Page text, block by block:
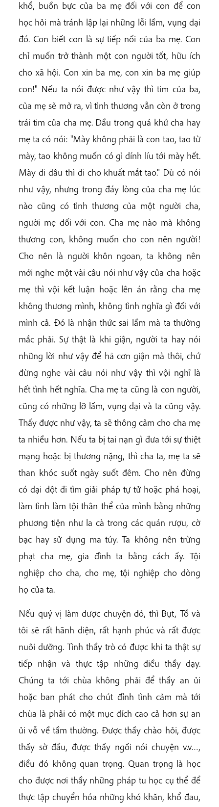
khổ, buồn bực của ba mẹ đối với con để con
học hỏi mà tránh lập lại những lỗi lầm, vụng dại
đó. Con biết con là sự tiếp nối của ba mẹ. Con
chỉ muốn trở thành một con người tốt, hữu ích
cho xã hội. Con xin ba mẹ, con xin ba mẹ giúp
con!" Nếu ta nói được như vậy thì tim của ba,
của mẹ sẽ mở ra, vì tình thương vẫn còn ở trong
trái tim của cha mẹ. Dầu trong quá khứ cha hay
mẹ ta có nói: "Mày không phải là con tao, tao từ
mày, tao không muốn có gì dính líu tới mày hết.
Mày đi đâu thì đi cho khuất mắt tao." Dù có nói
như vậy, nhưng trong đáy lòng của cha mẹ lúc
nào cũng có tình thương của một người cha,
người mẹ đối với con. Cha mẹ nào mà không
thương con, không muốn cho con nên người!
Cho nên là người khôn ngoan, ta không nên
mới nghe một vài câu nói như vậy của cha hoặc
mẹ thì vội kết luận hoặc lên án rằng cha mẹ
không thương mình, không tình nghĩa gì đối với
mình cả. Đó là nhận thức sai lầm mà ta thường
mắc phải. Sự thật là khi giận, người ta hay nói
những lời như vậy để hả cơn giận mà thôi, chứ
đừng nghe vài câu nói như vậy thì vội nghĩ là
hết tình hết nghĩa. Cha mẹ ta cũng là con người,
cũng có những lỡ lầm, vụng dại và ta cũng vậy.
Thấy được như vậy, ta sẽ thông cảm cho cha mẹ
ta nhiều hơn. Nếu ta bị tai nạn gì đưa tới sự thiệt
mạng hoặc bị thương nặng, thì cha ta, mẹ ta sẽ
than khóc suốt ngày suốt đêm. Cho nên đừng
có dại dột đi tìm giải pháp tự tử hoặc phá hoại,
làm tình làm tội thân thể của mình bằng những
phương tiện như la cà trong các quán rượu, cờ
bạc hay sử dụng ma túy. Ta không nên trừng
phạt cha mẹ, gia đình ta bằng cách ấy. Tội
nghiệp cho cha, cho mẹ, tội nghiệp cho dòng
họ của ta.
Nếu quý vị làm được chuyện đó, thì Bụt, Tổ và
tôi sẽ rất hãnh diện, rất hạnh phúc và rất được
nuôi dưỡng. Tình thầy trò có được khi ta thật sự
tiếp nhận và thực tập những điều thầy dạy.
Chúng ta tới chùa không phải để thầy an ủi
hoặc ban phát cho chút đỉnh tình cảm mà tới
chùa là phải có một mục đích cao cả hơn sự an
ủi vỗ về tầm thường. Được thầy chào hỏi, được
thầy sờ đầu, được thầy ngồi nói chuyện v.v…,
điều đó không quan trọng. Quan trọng là học
cho được nơi thầy những pháp tu học cụ thể để
thực tập chuyển hóa những khó khăn, khổ đau,